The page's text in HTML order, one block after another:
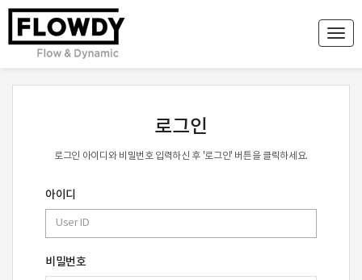
로그인
로그인 아이디와 비밀번호 입력하신 후 '로그인' 버튼을 클릭하세요.
아이디
비밀번호